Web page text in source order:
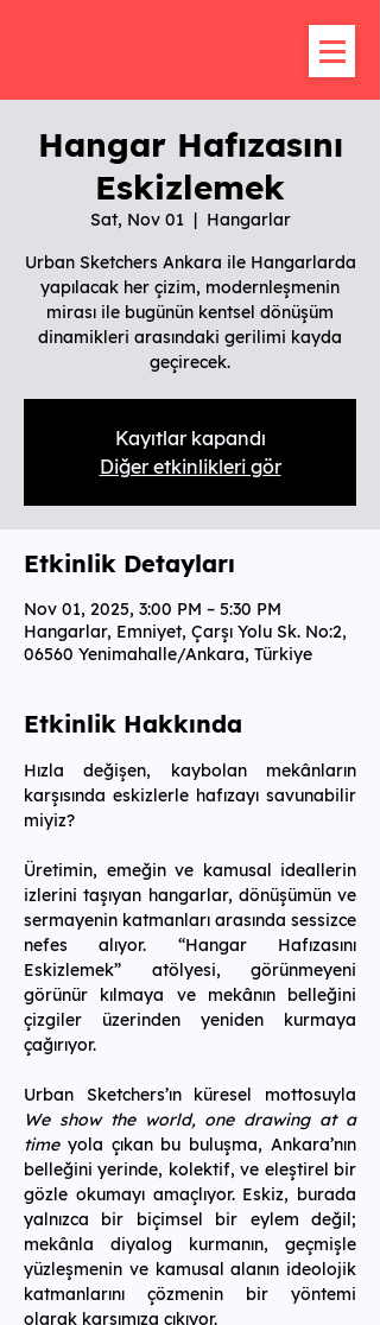
Hangar Hafızasını
Eskizlemek
Sat, Nov 01
  |
Hangarlar
Urban Sketchers Ankara ile Hangarlarda
yapılacak her çizim, modernleşmenin
mirası ile bugünün kentsel dönüşüm
dinamikleri arasındaki gerilimi kayda
geçirecek.
Kayıtlar kapandı
Diğer etkinlikleri gör
Etkinlik Detayları
Nov 01, 2025, 3:00 PM – 5:30 PM
Hangarlar, Emniyet, Çarşı Yolu Sk. No:2,
06560 Yenimahalle/Ankara, Türkiye
Etkinlik Hakkında
Hızla değişen, kaybolan mekânların
karşısında eskizlerle hafızayı savunabilir
miyiz?
Üretimin, emeğin ve kamusal ideallerin
izlerini taşıyan hangarlar, dönüşümün ve
sermayenin katmanları arasında sessizce
nefes alıyor. “Hangar Hafızasını
Eskizlemek” atölyesi, görünmeyeni
görünür kılmaya ve mekânın belleğini
çizgiler üzerinden yeniden kurmaya
çağırıyor.
We show the world, one drawing at a
time yola çıkan bu buluşma, Ankara’nın
belleğini yerinde, kolektif, ve eleştirel bir
gözle okumayı amaçlıyor. Eskiz, burada
yalnızca bir biçimsel bir eylem değil;
mekânla diyalog kurmanın, geçmişle
yüzleşmenin ve kamusal alanın ideolojik
katmanlarını çözmenin bir yöntemi
olarak karşımıza çıkıyor.